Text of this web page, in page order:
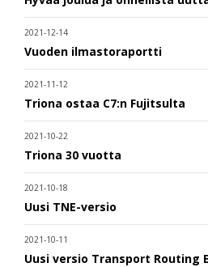
2021-12-14
Vuoden ilmastoraportti
2021-11-12
Triona ostaa C7:n Fujitsulta
2021-10-22
Triona 30 vuotta
2021-10-18
Uusi TNE-versio
2021-10-11
Uusi versio Transport Routing